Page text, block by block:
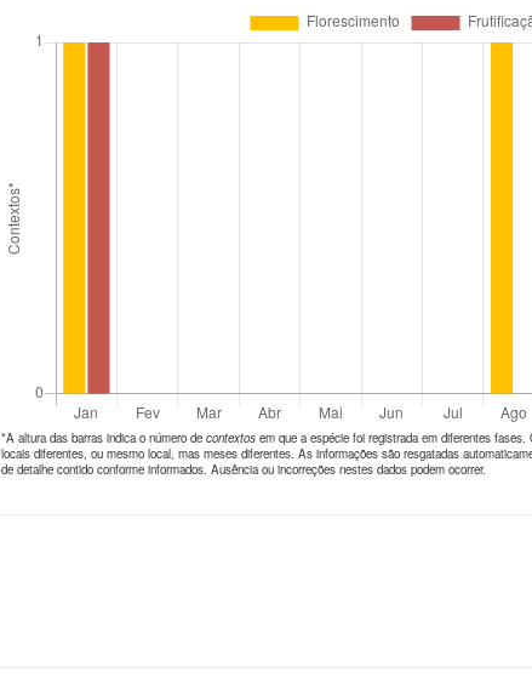
*A altura das barras indica o número de contextos em que a espécie foi registrada em diferentes
locais diferentes, ou mesmo local, mas meses diferentes. As informações são resgatadas
de detalhe contido conforme informados. Ausência ou incorreções nestes dados podem ocorrer.